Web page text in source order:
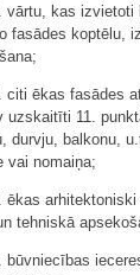
vārtu, kas
fasādes koptēlu,
citi ēkas fasādes
uzskaitīti 11.
durvju, balkonu,
vai nomaiņa;
ēkas
tehniskā
būvniecības